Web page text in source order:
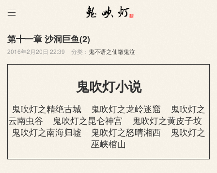

第十一章 沙洞巨鱼(2)
2016年2月20日 22:39 分类： 鬼不语之仙墩鬼泣
鬼吹灯小说
鬼吹灯之精绝古城 鬼吹灯之龙岭迷窟
鬼吹灯之
云南虫谷
鬼吹灯之昆仑神宫
鬼吹灯之黄皮子坟
鬼吹灯之南海归墟
鬼吹灯之怒晴湘西
鬼吹灯之
巫峡棺山